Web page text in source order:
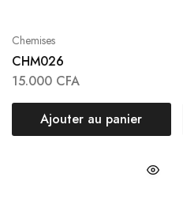
Chemises
CHM026
15.000 CFA
Ajouter au panier